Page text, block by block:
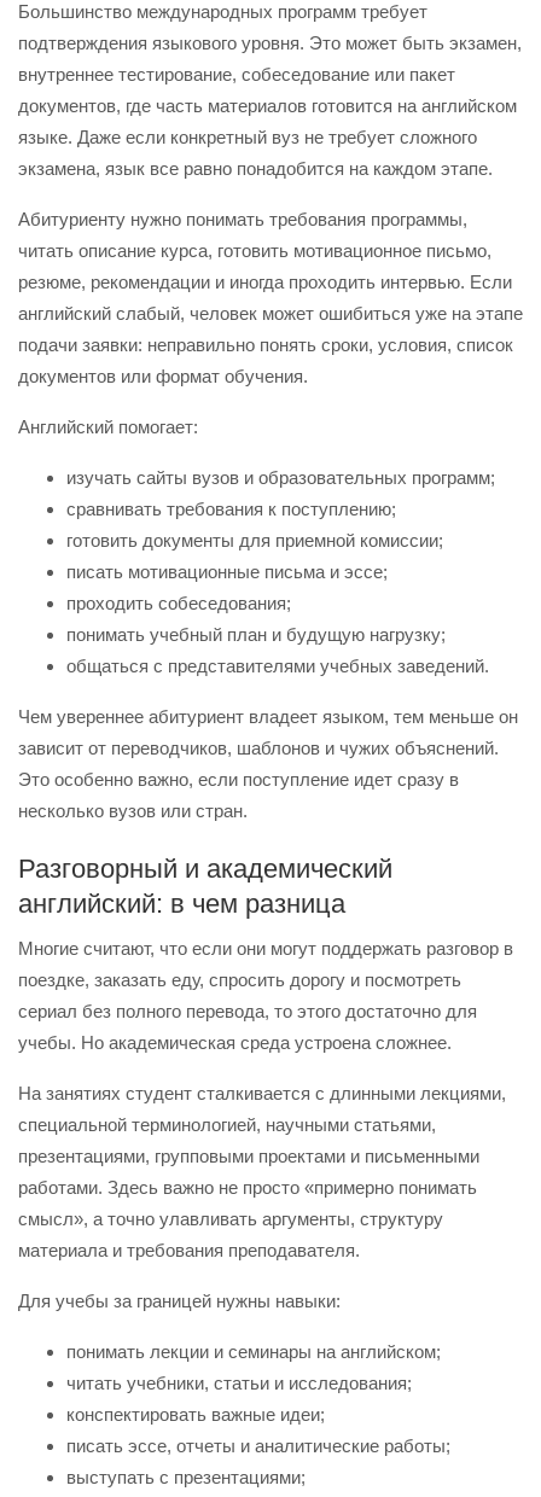
Большинство международных программ требует
подтверждения языкового уровня. Это может быть экзамен,
внутреннее тестирование, собеседование или пакет
документов, где часть материалов готовится на английском
языке. Даже если конкретный вуз не требует сложного
экзамена, язык все равно понадобится на каждом этапе.
Абитуриенту нужно понимать требования программы,
читать описание курса, готовить мотивационное письмо,
резюме, рекомендации и иногда проходить интервью. Если
английский слабый, человек может ошибиться уже на этапе
подачи заявки: неправильно понять сроки, условия, список
документов или формат обучения.
Английский помогает:
изучать сайты вузов и образовательных программ;
сравнивать требования к поступлению;
готовить документы для приемной комиссии;
писать мотивационные письма и эссе;
проходить собеседования;
понимать учебный план и будущую нагрузку;
общаться с представителями учебных заведений.
Чем увереннее абитуриент владеет языком, тем меньше он
зависит от переводчиков, шаблонов и чужих объяснений.
Это особенно важно, если поступление идет сразу в
несколько вузов или стран.
Разговорный и академический
английский: в чем разница
Многие считают, что если они могут поддержать разговор в
поездке, заказать еду, спросить дорогу и посмотреть
сериал без полного перевода, то этого достаточно для
учебы. Но академическая среда устроена сложнее.
На занятиях студент сталкивается с длинными лекциями,
специальной терминологией, научными статьями,
презентациями, групповыми проектами и письменными
работами. Здесь важно не просто «примерно понимать
смысл», а точно улавливать аргументы, структуру
материала и требования преподавателя.
Для учебы за границей нужны навыки:
понимать лекции и семинары на английском;
читать учебники, статьи и исследования;
конспектировать важные идеи;
писать эссе, отчеты и аналитические работы;
выступать с презентациями;